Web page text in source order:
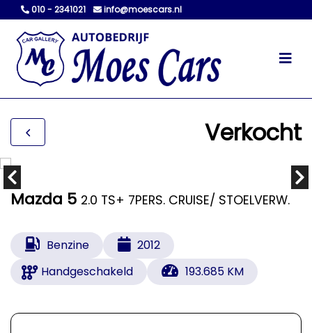
010 - 2341021 info@moescars.nl
Verkocht
Mazda 5 2.0 TS+ 7PERS. CRUISE/ STOELVERW.
Benzine
2012
Handgeschakeld
193.685 KM